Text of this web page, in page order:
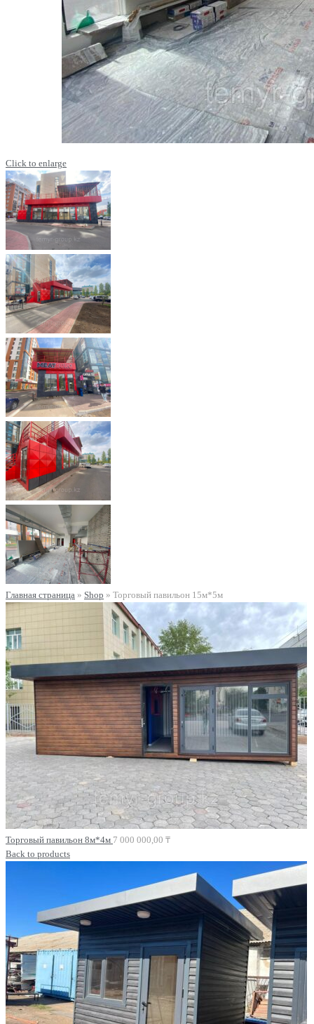
Click to enlarge
Главная страница » Shop » Торговый павильон 15м*5м
Торговый павильон 8м*4м 7 000 000,00 ₸
Back to products